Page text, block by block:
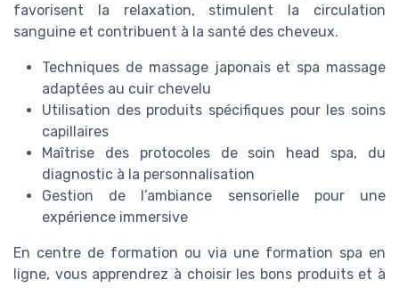
favorisent la relaxation, stimulent la circulation
sanguine et contribuent à la santé des cheveux.
Techniques de massage japonais et spa massage
adaptées au cuir chevelu
Utilisation des produits spécifiques pour les soins
capillaires
Maîtrise des protocoles de soin head spa, du
diagnostic à la personnalisation
Gestion de l’ambiance sensorielle pour une
expérience immersive
En centre de formation ou via une formation spa en
ligne, vous apprendrez à choisir les bons produits et à